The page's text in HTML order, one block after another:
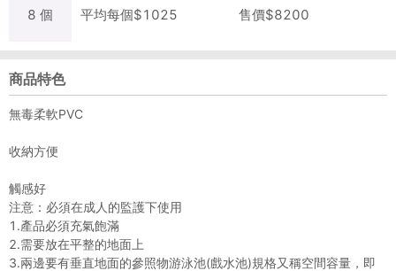
8 個 平均每個$1025 售價$8200
商品特色
無毒柔軟PVC
收納方便
觸感好
注意：必須在成人的監護下使用
1.產品必須充氣飽滿
2.需要放在平整的地面上
3.兩邊要有垂直地面的參照物游泳池(戲水池)規格又稱空間容量，即